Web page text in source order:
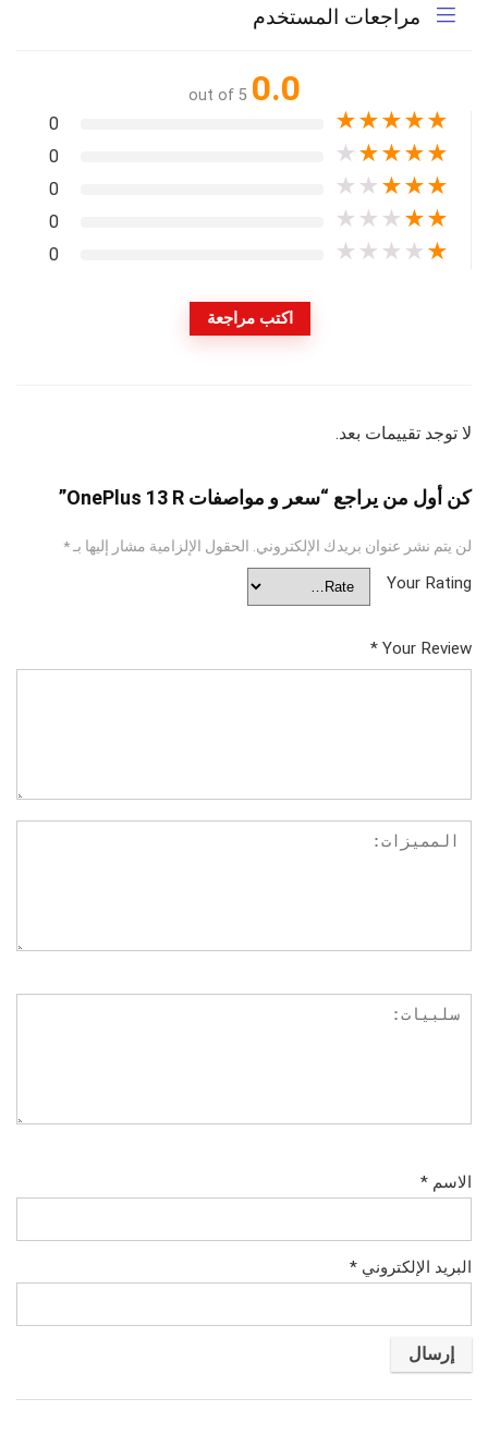
مراجعات المستخدم
0.0
out of 5
★
★
★
★
★
0
★
★
★
★
★
0
★
★
★
★
★
0
★
★
★
★
★
0
★
★
★
★
★
0
اكتب مراجعة
لا توجد تقييمات بعد.
كن أول من يراجع “سعر و مواصفات OnePlus 13 R”
لن يتم نشر عنوان بريدك الإلكتروني. الحقول الإلزامية مشار إليها بـ*
Your Rating
Your Review
*
الاسم *
البريد الإلكتروني *